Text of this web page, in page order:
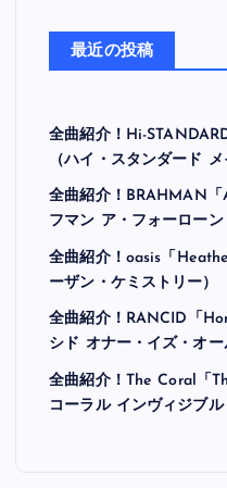
最近の投稿
全曲紹介！Hi-
（ハイ・スタンダード
全曲紹介！BRAHMAN
フマン ア・フォーローン
全曲紹介！oasis「
ーザン・ケミストリー）
全曲紹介！RANCID「
シド オナー・イズ・オー
全曲紹介！The Coral「
コーラル インヴィジブル